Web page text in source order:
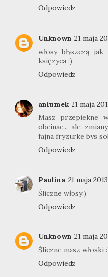
Odpowiedz
Unknown 21 maja
włosy błyszczą
księzyca :)
Odpowiedz
aniumek 21 maja
Masz przepiekne
obcinac... ale
fajna fryzurke bys
Odpowiedz
Paulina 21 maja
Śliczne włosy:)
Odpowiedz
Unknown 21 maja
Śliczne masz włoski
Odpowiedz